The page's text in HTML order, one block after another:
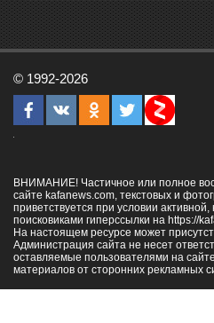
Рекламодателям
Контактная информация
© 1992-2026
ВНИМАНИЕ! Частичное или полное
сайте kafanews.com, текстовых и
приветствуется при условии
поисковиками гиперссылки на https://
На настоящем ресурсе может
Администрация сайта не несет
оставляемые пользователями на
материалов от сторонних рекламных